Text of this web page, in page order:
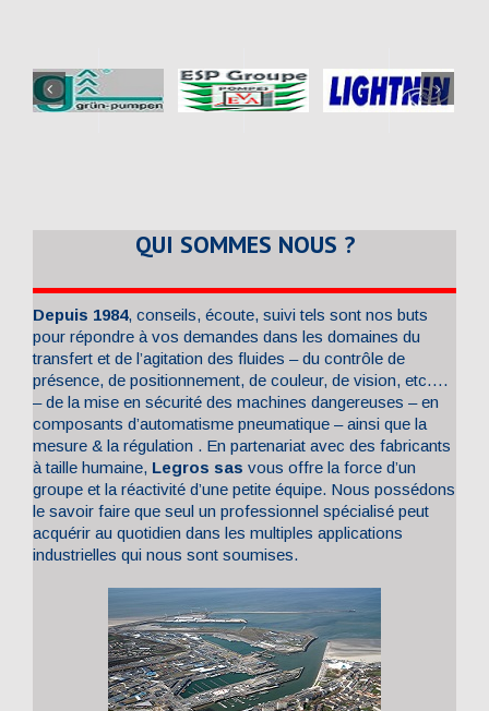
QUI SOMMES NOUS ?
Depuis 1984, conseils, écoute, suivi tels sont nos buts
pour répondre à vos demandes dans les domaines du
transfert et de l’agitation des fluides – du contrôle de
présence, de positionnement, de couleur, de vision, etc….
– de la mise en sécurité des machines dangereuses – en
composants d’automatisme pneumatique – ainsi que la
mesure & la régulation . En partenariat avec des fabricants
à taille humaine, Legros sas vous offre la force d’un
groupe et la réactivité d’une petite équipe. Nous possédons
le savoir faire que seul un professionnel spécialisé peut
acquérir au quotidien dans les multiples applications
industrielles qui nous sont soumises.